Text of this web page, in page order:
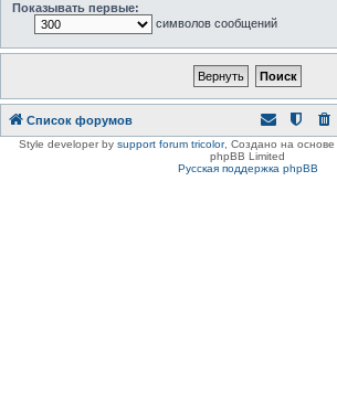
Показывать первые:
символов сообщений
Список форумов
Style developer by support forum tricolor, Создано на основе
phpBB Limited
Русская поддержка phpBB